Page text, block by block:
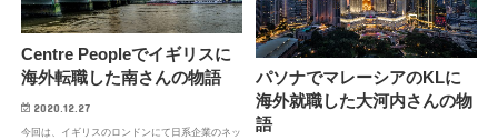
Centre Peopleでイギリスに
海外転職した南さんの物語
2020.12.27
今回は、イギリスのロンドンにて日系企業のネッ
パソナでマレーシアのKLに
海外就職した大河内さんの物
語